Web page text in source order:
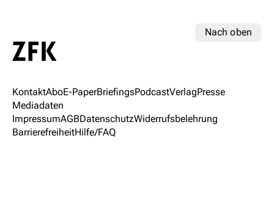
Nach oben
KontaktAboE-PaperBriefingsPodcastVerlagPresse
Mediadaten
ImpressumAGBDatenschutzWiderrufsbelehrung
BarrierefreiheitHilfe/FAQ